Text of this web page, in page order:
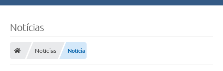
Notícias
Notícias Notícia